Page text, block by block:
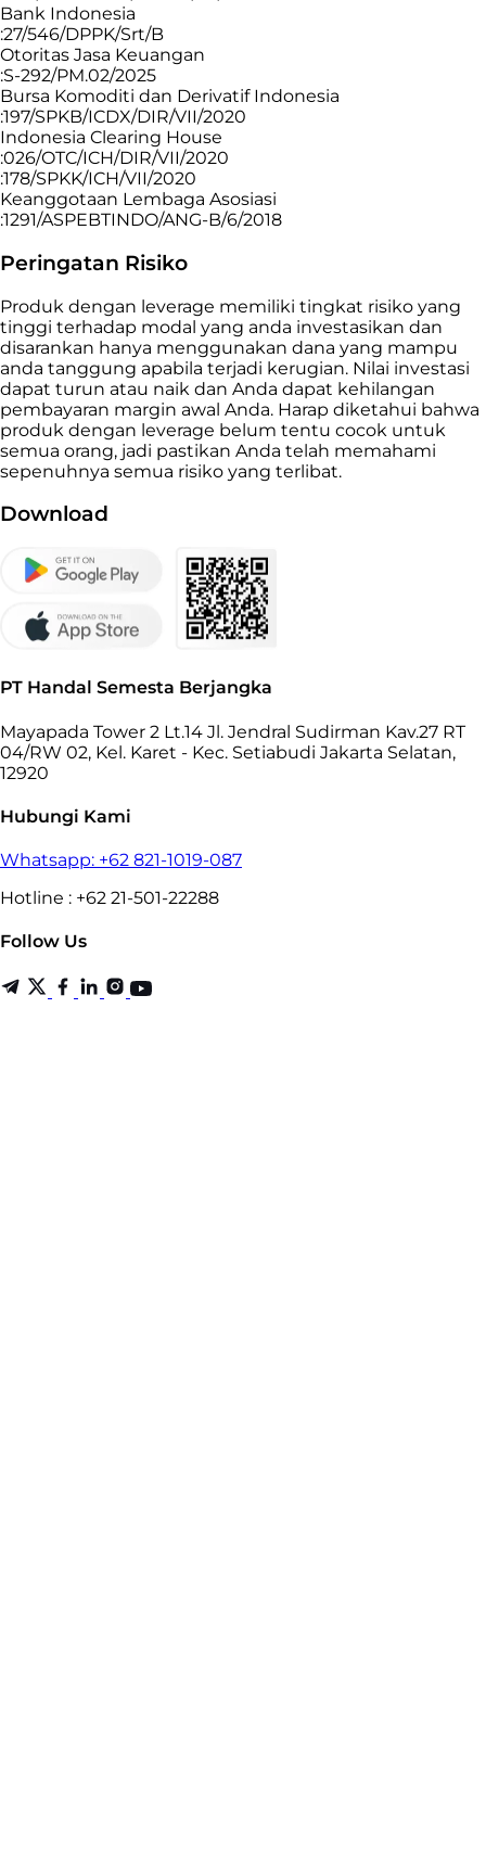
Bank Indonesia
:27/546/DPPK/Srt/B
Otoritas Jasa Keuangan
:S-292/PM.02/2025
Bursa Komoditi dan Derivatif Indonesia
:197/SPKB/ICDX/DIR/VII/2020
Indonesia Clearing House
:026/OTC/ICH/DIR/VII/2020
:178/SPKK/ICH/VII/2020
Keanggotaan Lembaga Asosiasi
:1291/ASPEBTINDO/ANG-B/6/2018
Peringatan Risiko
Produk dengan leverage memiliki tingkat risiko yang
tinggi terhadap modal yang anda investasikan dan
disarankan hanya menggunakan dana yang mampu
anda tanggung apabila terjadi kerugian. Nilai investasi
dapat turun atau naik dan Anda dapat kehilangan
pembayaran margin awal Anda. Harap diketahui bahwa
produk dengan leverage belum tentu cocok untuk
semua orang, jadi pastikan Anda telah memahami
sepenuhnya semua risiko yang terlibat.
Download
PT Handal Semesta Berjangka
Mayapada Tower 2 Lt.14 Jl. Jendral Sudirman Kav.27 RT
04/RW 02, Kel. Karet - Kec. Setiabudi Jakarta Selatan,
12920
Hubungi Kami
Whatsapp: +62 821-1019-087
Hotline : +62 21-501-22288
Follow Us